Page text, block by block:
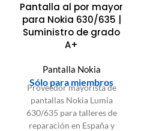
Pantalla al por mayor
para Nokia 630/635 |
Suministro de grado
A+
Pantalla Nokia
Sólo para miembros
Proveedor mayorista de
pantallas Nokia Lumia
630/635 para talleres de
reparación en España y